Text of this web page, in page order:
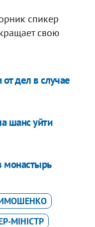
спикер
свою
дел в случае
шанс уйти
монастырь
МІНІСТР